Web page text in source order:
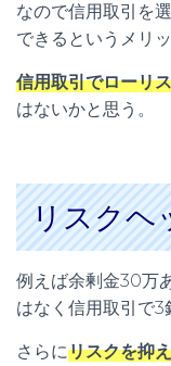
なので信用取引を
できるというメリッ
信用取引でローリ
はないかと思う。
リスクヘ
例えば余剰金30万
はなく信用取引で3
さらにリスクを抑